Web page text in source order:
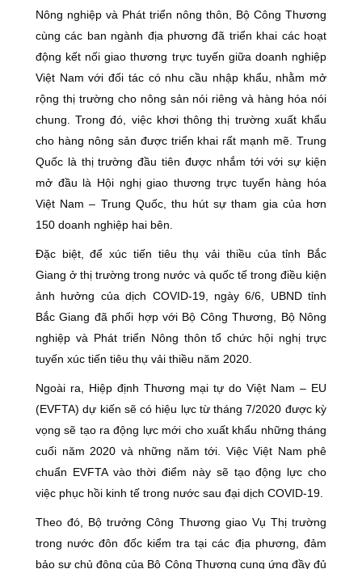
Nông nghiệp và Phát triển nông thôn, Bộ Công Thương
cùng các ban ngành địa phương đã triển khai các hoạt
động kết nối giao thương trực tuyến giữa doanh nghiệp
Việt Nam với đối tác có nhu cầu nhập khẩu, nhằm mở
rộng thị trường cho nông sản nói riêng và hàng hóa nói
chung. Trong đó, việc khơi thông thị trường xuất khẩu
cho hàng nông sản được triển khai rất mạnh mẽ. Trung
Quốc là thị trường đầu tiên được nhắm tới với sự kiện
mở đầu là Hội nghị giao thương trực tuyến hàng hóa
Việt Nam – Trung Quốc, thu hút sự tham gia của hơn
150 doanh nghiệp hai bên.
Đặc biệt, để xúc tiến tiêu thụ vải thiều của tỉnh Bắc
Giang ở thị trường trong nước và quốc tế trong điều kiện
ảnh hưởng của dịch COVID-19, ngày 6/6, UBND tỉnh
Bắc Giang đã phối hợp với Bộ Công Thương, Bộ Nông
nghiệp và Phát triển Nông thôn tổ chức hội nghị trực
tuyến xúc tiến tiêu thụ vải thiều năm 2020.
Ngoài ra, Hiệp định Thương mại tự do Việt Nam – EU
(EVFTA) dự kiến sẽ có hiệu lực từ tháng 7/2020 được kỳ
vọng sẽ tạo ra động lực mới cho xuất khẩu những tháng
cuối năm 2020 và những năm tới. Việc Việt Nam phê
chuẩn EVFTA vào thời điểm này sẽ tạo động lực cho
việc phục hồi kinh tế trong nước sau đại dịch COVID-19.
Theo đó, Bộ trưởng Công Thương giao Vụ Thị trường
trong nước đôn đốc kiểm tra tại các địa phương, đảm
bảo sự chủ động của Bộ Công Thương cung ứng đầy đủ